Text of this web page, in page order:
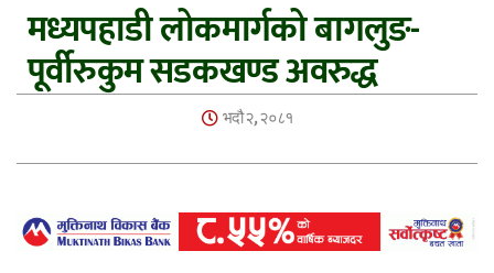
मध्यपहाडी लोकमार्गको बागलुङ-
पूर्वीरुकुम सडकखण्ड अवरुद्ध
भदौ २, २०८१